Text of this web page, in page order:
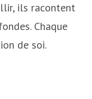
ils racontent
Chaque
de soi.